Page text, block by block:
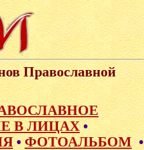
Православной
В ЛИЦАХ•
• ФОТОАЛЬБОМ•